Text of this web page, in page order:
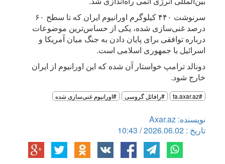
سرنوشت ۴۴۰ کیلوگرم اورانیوم ایران که تا سطح ۶۰
درصد غنی‌سازی شده، یکی از حساس‌ترین موضوعات
درباره توافقی برای پایان دادن به جنگ میان آمریکا و
اسرائیل با جمهوری اسلامی است.
دونالد ترامپ خواستار آن شده که این اورانیوم از ایران
خارج شود.
#fa.axar.az #رافائل گروسی #اورانیوم غنی‌‌سازی شده
نویسنده: Axar.az
تاریخ : 2026.06.02 / 10:43